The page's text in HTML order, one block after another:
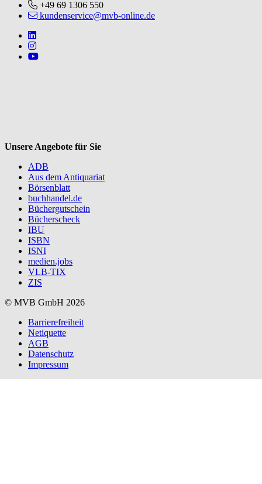
+49 69 1306 550
kundenservice@mvb-online.de
Follow us on https://www.linkedin.com/company/mvbbooks
Follow us on https://www.instagram.com/lifeatmvb/
Follow us on https://www.youtube.com/@mvbbooks
Unsere Angebote für Sie
ADB
Aus dem Antiquariat
Börsenblatt
buchhandel.de
Büchergutschein
Bücherscheck
IBU
ISBN
ISNI
medien.jobs
VLB-TIX
ZIS
© MVB GmbH 2026
Barrierefreiheit
Netiquette
AGB
Datenschutz
Impressum